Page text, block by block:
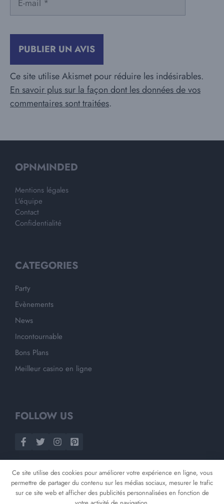
Ce site utilise Akismet pour réduire les indésirables.
En savoir plus sur la façon dont les données de vos
commentaires sont traitées.
OPNMINDED
Mentions légales
L'équipe
Contact
Confidentialité
CATEGORIES
Party
Evènements
News
Incontournable
Bons Plans
Meilleur casino en ligne
FOLLOW US
Ce site utilise des cookies pour améliorer votre expérience en ligne, vous
permettre de partager du contenu sur les médias sociaux, mesurer le trafic
sur ce site web et afficher des publicités personnalisées en fonction de